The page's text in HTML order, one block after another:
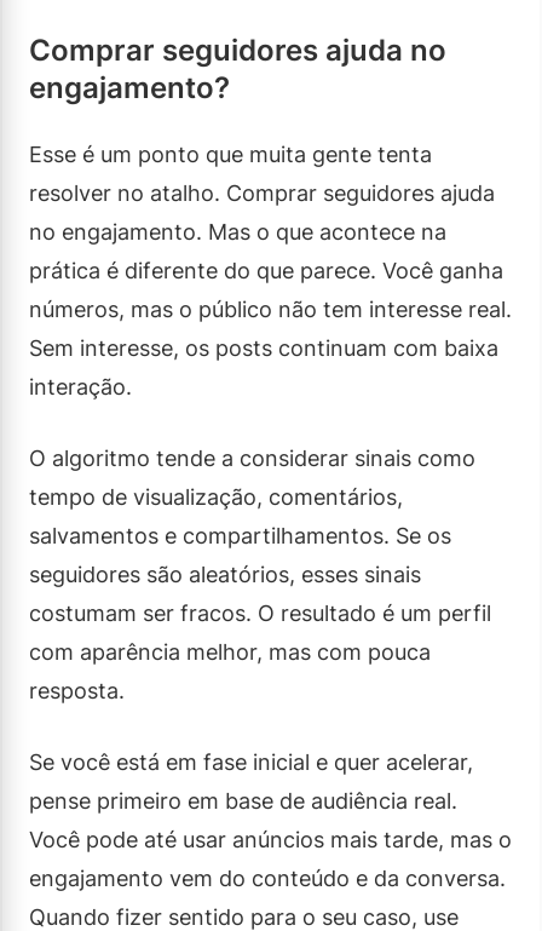
Comprar seguidores ajuda no
engajamento?
Esse é um ponto que muita gente tenta
resolver no atalho. Comprar seguidores ajuda
no engajamento. Mas o que acontece na
prática é diferente do que parece. Você ganha
números, mas o público não tem interesse real.
Sem interesse, os posts continuam com baixa
interação.
O algoritmo tende a considerar sinais como
tempo de visualização, comentários,
salvamentos e compartilhamentos. Se os
seguidores são aleatórios, esses sinais
costumam ser fracos. O resultado é um perfil
com aparência melhor, mas com pouca
resposta.
Se você está em fase inicial e quer acelerar,
pense primeiro em base de audiência real.
Você pode até usar anúncios mais tarde, mas o
engajamento vem do conteúdo e da conversa.
Quando fizer sentido para o seu caso, use